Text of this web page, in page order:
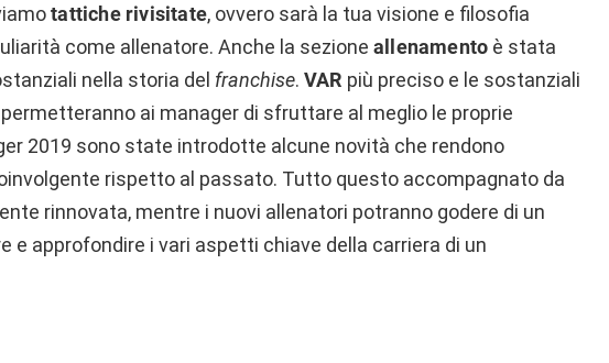
tattiche rivisitate, ovvero sarà la tua visione e filosofia
come allenatore. Anche la sezione allenamento è stata
nella storia del franchise. VAR più preciso e le sostanziali
ai manager di sfruttare al meglio le proprie
2019 sono state introdotte alcune novità che rendono
rispetto al passato. Tutto questo accompagnato da
rinnovata, mentre i nuovi allenatori potranno godere di un
e approfondire i vari aspetti chiave della carriera di un